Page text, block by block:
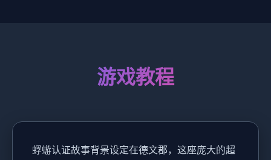
游戏教程
蜉蝣认证故事背景设定在德文郡，这座庞大的超